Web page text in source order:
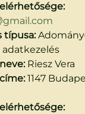
típusa:
adatkezelés
Riesz Vera
1147